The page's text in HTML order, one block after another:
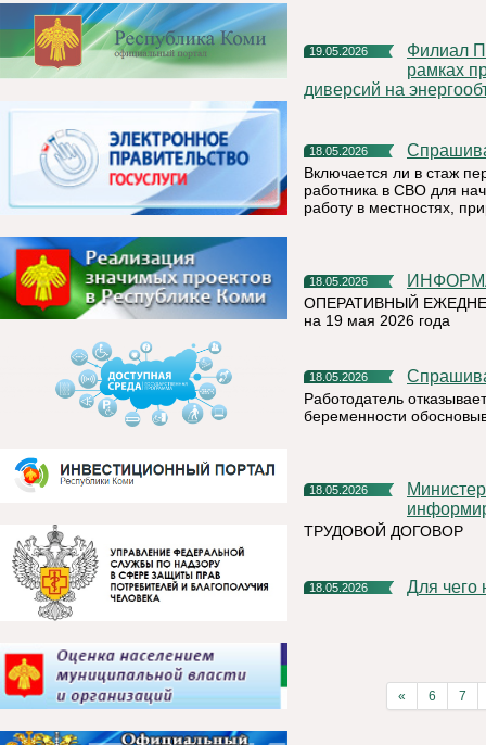
19.05.2026
Филиал ПАО «Россети Северо-Запад» в Республике Коми в
рамках
диверсий на
18.05.2026
Включается ли в стаж
работника в СВО для
работу в местностях,
18.05.2026
ОПЕРАТИВНЫЙ
на 19 мая 2026 года
18.05.2026
Работодатель
беременности
18.05.2026
Министерство труда и социальной защиты Республики Коми
ТРУДОВОЙ ДОГОВОР
18.05.2026 Для
« 6 7